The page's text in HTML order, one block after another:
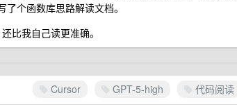
个函数库思路解读文档。
比我自己读更准确。
Cursor GPT-5-high 代码阅读